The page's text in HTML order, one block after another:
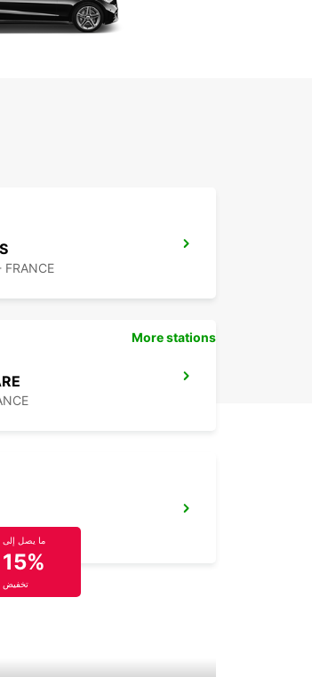
FRANCE
More stations
ما يصل إلى
15%
تخفيض